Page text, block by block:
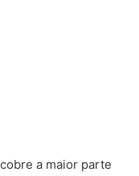
a maior parte